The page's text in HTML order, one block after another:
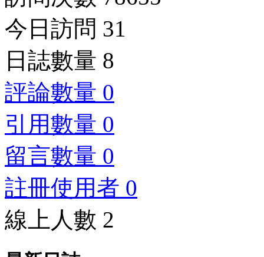
今日訪問 31
日誌數量 8
評論數量 0
引用數量 0
留言數量 0
註冊使用者 0
線上人數 2